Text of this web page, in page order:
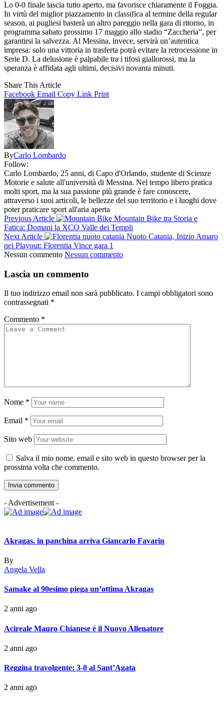
Lo 0-0 finale lascia tutto aperto, ma favorisce chiaramente il Foggia.
In virtù del miglior piazzamento in classifica al termine della regular
season, ai pugliesi basterà un altro pareggio nella gara di ritorno, in
programma sabato prossimo 17 maggio allo stadio “Zaccheria”, per
garantirsi la salvezza. Al Messina, invece, servirà un’autentica
impresa: solo una vittoria in trasferta potrà evitare la retrocessione in
Serie D. La delusione è palpabile tra i tifosi giallorossi, ma la
speranza è affidata agli ultimi, decisivi novanta minuti.
Share This Article
Facebook Email Copy Link Print
ByCarlo Lombardo
Follow:
Carlo Lombardo, 25 anni, di Capo d'Orlando, studente di Scienze
Motorie e salute all'università di Messina. Nel tempo libero pratica
molti sport, ma la sua passione più grande è fare conoscere,
attraverso i suoi articoli, le bellezze del suo territorio e i luoghi dove
poter praticare sport all'aria aperta
Previous Article
Mountain Bike tra Storia e
Fatica: Domani la XCO Valle dei Templi
Next Article
Nuoto Catania, Inizio Amaro
nei Playout: Florentia Vince gara 1
Nessun commento Nessun commento
Lascia un commento
Il tuo indirizzo email non sarà pubblicato. I campi obbligatori sono
contrassegnati *
Commento *
Nome *
Email *
Sito web
Salva il mio nome, email e sito web in questo browser per la
prossima volta che commento.
- Advertisement -
Akragas. in panchina arriva Giancarlo Favarin
By
Angela Vella
Samake al 90esimo piega un’ottima Akragas
2 anni ago
Acireale Mauro Chianese è il Nuovo Allenatore
2 anni ago
Reggina travolgente: 3-0 al Sant’Agata
2 anni ago